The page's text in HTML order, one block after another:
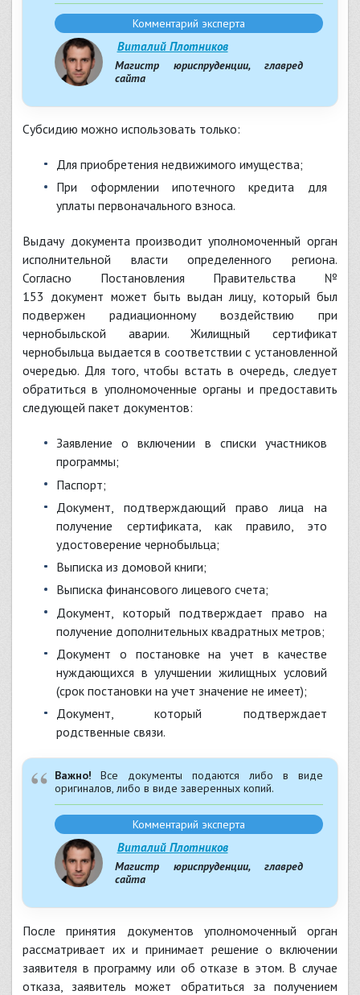
Виталий Плотников
Магистр юриспруденции, главред
сайта
Комментарий эксперта
Субсидию можно использовать только:
для приобретения недвижимого имущества;
при оформлении ипотечного кредита для
уплаты первоначального взноса.
Выдачу документа производит уполномоченный орган
исполнительной власти определенного региона.
Согласно Постановления Правительства №
153 документ может быть выдан лицу, который был
подвержен радиационному воздействию при
чернобыльской аварии. Жилищный сертификат
чернобыльца выдается в соответствии с установленной
очередью. Для того, чтобы встать в очередь, следует
обратиться в уполномоченные органы и предоставить
следующей пакет документов:
заявление о включении в списки участников
программы;
паспорт;
документ, подтверждающий право лица на
получение сертификата, как правило, это
удостоверение чернобыльца;
выписка из домовой книги;
выписка финансового лицевого счета;
документ, который подтверждает право на
получение дополнительных квадратных метров;
документ о постановке на учет в качестве
нуждающихся в улучшении жилищных условий
(срок постановки на учет значение не имеет);
документ, который подтверждает
родственные связи.
Важно! Все документы подаются либо в виде
оригиналов, либо в виде заверенных копий.
Виталий Плотников
Магистр юриспруденции, главред
сайта
Комментарий эксперта
После принятия документов уполномоченный орган
рассматривает их и принимает решение о включении
заявителя в программу или об отказе в этом. В случае
отказа, заявитель может обратиться за получением